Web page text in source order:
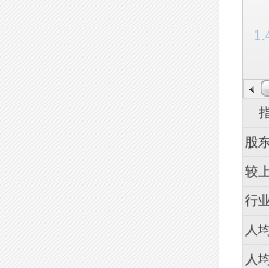
股
较
行
人
人